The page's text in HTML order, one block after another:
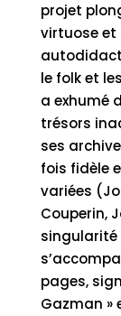
projet
virtuose et
le folk et
a exhumé
trésors
ses
fois fidèle
variées
Couperin,
singularité
pages,
Gazman »